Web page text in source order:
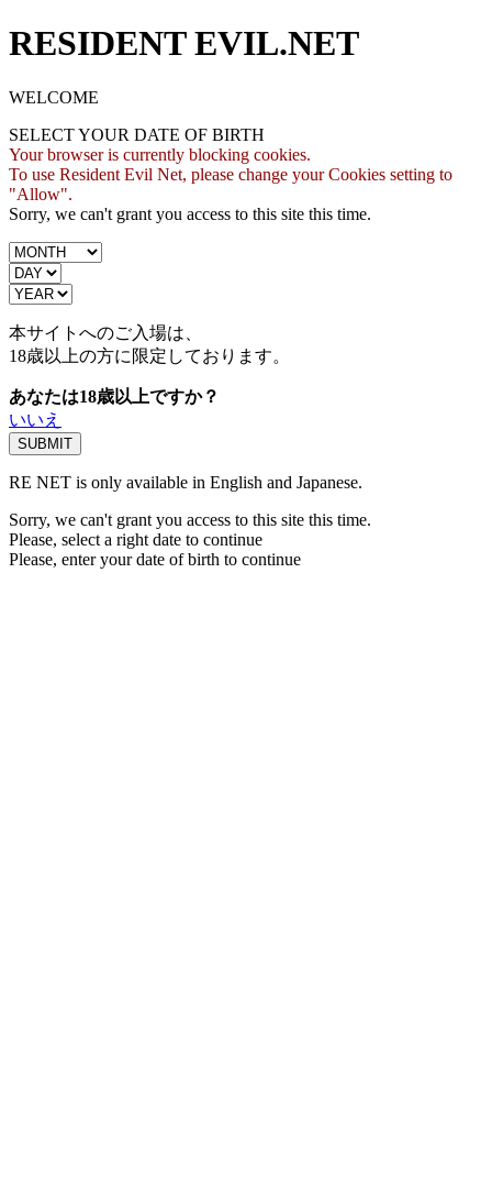
RESIDENT EVIL.NET
WELCOME
SELECT YOUR DATE OF BIRTH
Your browser is currently blocking cookies.
To use Resident Evil Net, please change your Cookies setting to
"Allow".
Sorry, we can't grant you access to this site this time.
本サイトへのご入場は、
18歳以上の方に限定しております。
あなたは18歳以上ですか？
いいえ
RE NET is only available in English and Japanese.
Sorry, we can't grant you access to this site this time.
Please, select a right date to continue
Please, enter your date of birth to continue